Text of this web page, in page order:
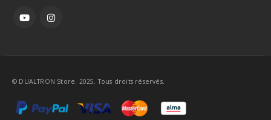
© DUALTRON Store. 2025. Tous droits réservés.